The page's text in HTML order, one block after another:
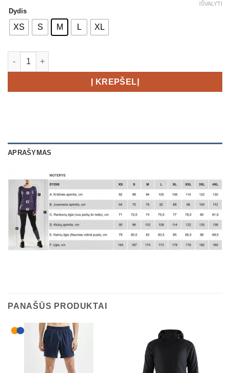
Dydis
XS S M L XL
IŠVALYTI
produkto kiekis: CRAFT PRO Trail SubZ Jacket Women's
Į KREPŠELĮ
APRAŠYMAS
PANAŠŪS PRODUKTAI